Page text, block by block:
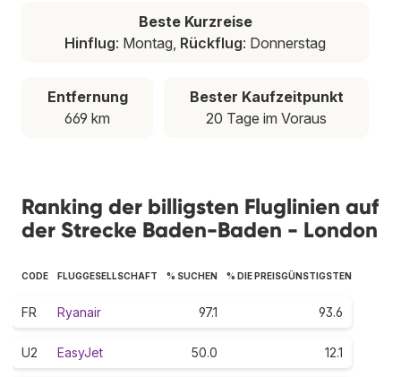
Beste Kurzreise
Hinflug: Montag, Rückflug: Donnerstag
Entfernung
669 km
Bester Kaufzeitpunkt
20 Tage im Voraus
Ranking der billigsten Fluglinien auf
der Strecke Baden-Baden - London
CODE FLUGGESELLSCHAFT % SUCHEN % DIE PREISGÜNSTIGSTEN
FR Ryanair 97.1 93.6
U2 EasyJet 50.0 12.1